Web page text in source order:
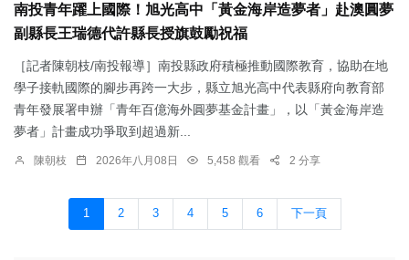
南投青年躍上國際！旭光高中「黃金海岸造夢者」赴澳圓夢
副縣長王瑞德代許縣長授旗鼓勵祝福
［記者陳朝枝/南投報導］南投縣政府積極推動國際教育，協助在地
學子接軌國際的腳步再跨一大步，縣立旭光高中代表縣府向教育部
青年發展署申辦「青年百億海外圓夢基金計畫」，以「黃金海岸造
夢者」計畫成功爭取到超過新...
陳朝枝 2026年八月08日 5,458 觀看 2 分享
1 2 3 4 5 6 下一頁